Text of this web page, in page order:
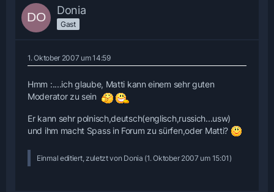
Donia
Gast
1. Oktober 2007 um 14:59
Hmm :....ich glaube, Matti kann einem sehr guten
Moderator zu sein
Er kann sehr polnisch,deutsch(englisch,russich...usw)
und ihm macht Spass in Forum zu sürfen,oder Matti?
Einmal editiert, zuletzt von Donia (1. Oktober 2007 um 15:01 )